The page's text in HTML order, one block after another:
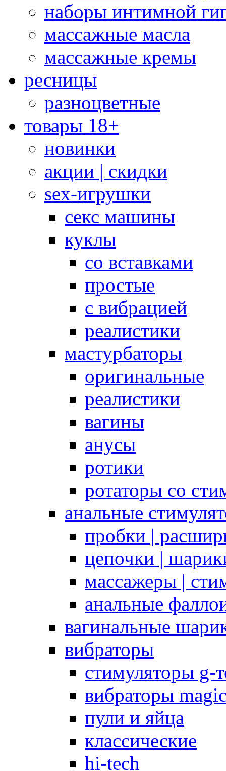
наборы интимной
массажные масла
массажные кремы
ресницы
разноцветные
товары 18+
новинки
акции | скидки
sex-игрушки
секс машины
куклы
со вставками
простые
с вибрацией
реалистики
мастурбаторы
оригинальные
реалистики
вагины
анусы
ротики
ротаторы со
анальные
пробки |
цепочки |
массажеры |
анальные
вагинальные
вибраторы
стимуляторы g-
вибраторы
пули и яйца
классические
hi-tech